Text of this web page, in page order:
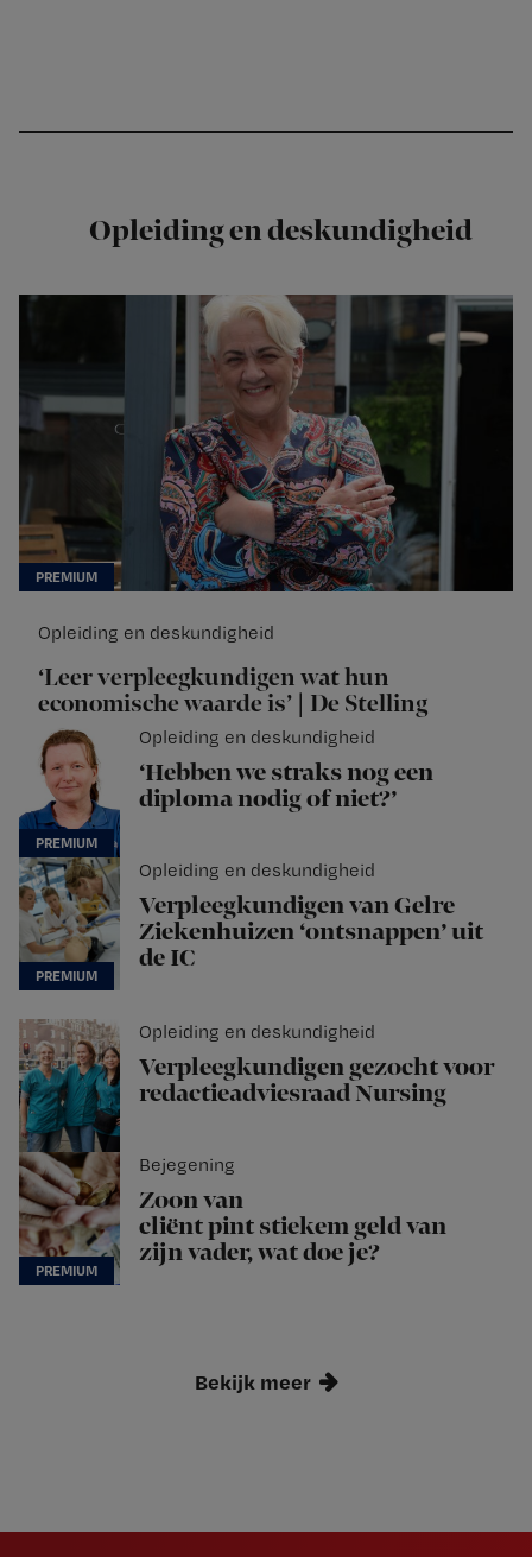
Opleiding en deskundigheid
Opleiding en deskundigheid
‘Leer verpleegkundigen wat hun
economische waarde is’ | De Stelling
Opleiding en deskundigheid
‘Hebben we straks nog een
diploma nodig of niet?’
Opleiding en deskundigheid
Verpleegkundigen van Gelre
Ziekenhuizen ‘ontsnappen’ uit
de IC
Opleiding en deskundigheid
Verpleegkundigen gezocht voor
redactieadviesraad Nursing
Bejegening
Zoon van
cliënt pint stiekem geld van
zijn vader, wat doe je?
Bekijk meer